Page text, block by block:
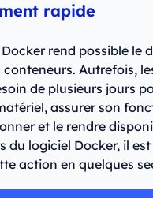
rapide
rend possible le
conteneurs. Autrefois,
de plusieurs jours
assurer son
et le rendre
du logiciel Docker, il
action en quelques